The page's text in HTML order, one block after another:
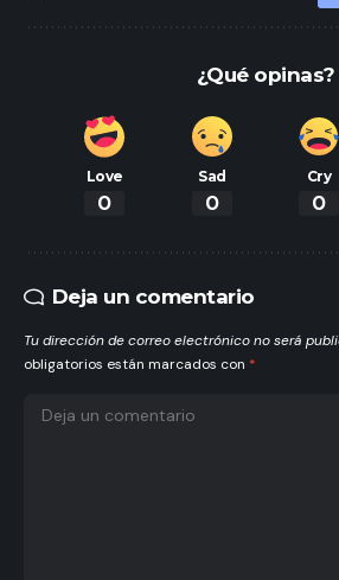
¿Qué opinas?
Love
0
Sad
0
Cry
0
Deja un comentario
Tu dirección de correo electrónico no será
obligatorios están marcados con *